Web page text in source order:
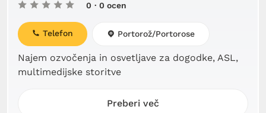
0 · 0 ocen
Najem ozvočenja in osvetljave za dogodke, ASL,
multimedijske storitve
Telefon Portorož/Portorose
Preberi več